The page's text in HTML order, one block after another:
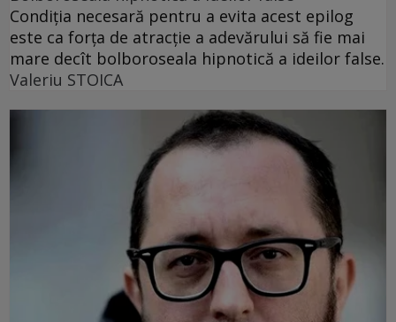
Condiția necesară pentru a evita acest epilog
este ca forța de atracție a adevărului să fie mai
mare decît bolboroseala hipnotică a ideilor false.
Valeriu STOICA